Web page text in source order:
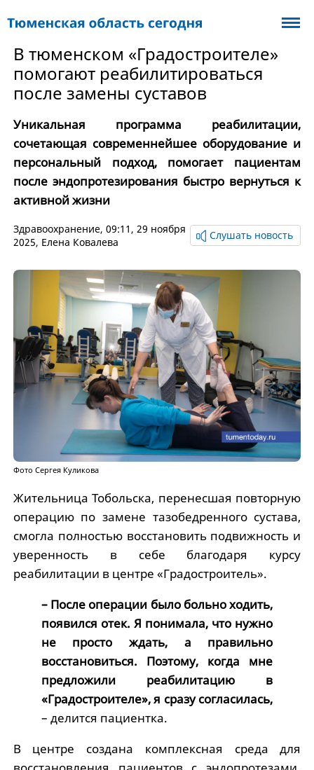
В тюменском «Градостроителе»
помогают реабилитироваться
после замены суставов
Уникальная программа реабилитации,
сочетающая современнейшее оборудование и
персональный подход, помогает пациентам
после эндопротезирования быстро вернуться к
активной жизни
Здравоохранение, 09:11, 29 ноября
2025, Елена Ковалева
Слушать новость
Фото Сергея Куликова
Жительница Тобольска, перенесшая повторную
операцию по замене тазобедренного сустава,
смогла полностью восстановить подвижность и
уверенность в себе благодаря курсу
реабилитации в центре «Градостроитель».
– После операции было больно ходить,
появился отек. Я понимала, что нужно
не просто ждать, а правильно
восстановиться. Поэтому, когда мне
предложили реабилитацию в
«Градостроителе», я сразу согласилась,
– делится пациентка.
В центре создана комплексная среда для